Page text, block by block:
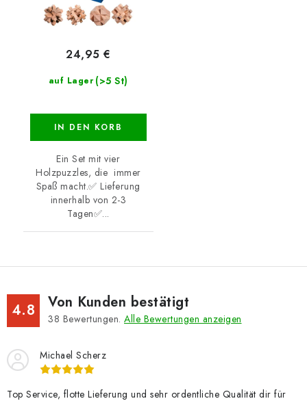
auf Lager (>5 St)
24,95 €
IN DEN KORB
Ein Set mit vier
Holzpuzzles, die immer
Spaß macht.✅ Lieferung
innerhalb von 2-3
Tagen✅...
4.8 Von Kunden bestätigt
38 Bewertungen. Alle Bewertungen anzeigen
Michael Scherz
Top Service, flotte Lieferung und sehr ordentliche Qualität dir für